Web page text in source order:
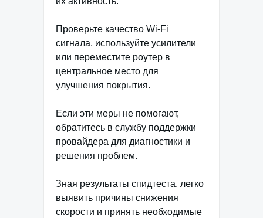
Проверьте качество Wi-Fi
сигнала, используйте усилители
или переместите роутер в
центральное место для
улучшения покрытия.
Если эти меры не помогают,
обратитесь в службу поддержки
провайдера для диагностики и
решения проблем.
Зная результаты спидтеста, легко
выявить причины снижения
скорости и принять необходимые